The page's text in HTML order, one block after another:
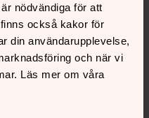
nödvändiga för att
också kakor för
din användarupplevelse,
och när vi
Läs mer om våra
servera kaffe, dela ut
ställa i
m m